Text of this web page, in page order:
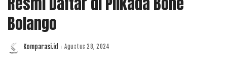
Bolango
Posted
Komparasi.id Agustus 28, 2024